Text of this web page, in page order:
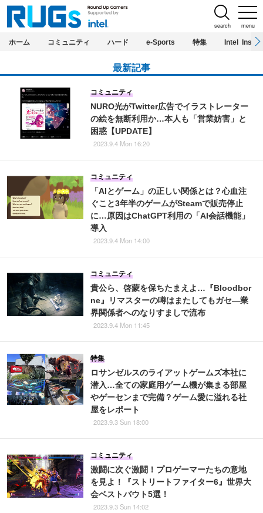
menu
search
ホーム コミュニティ ハード e-Sports 特集 Intel Inside
最新記事
NURO光がTwitter広告でイラストレーター
の絵を無断利用か…本人も「営業妨害」と
困惑【UPDATE】
コミュニティ
2023.9.4 Mon 16:20
「AIとゲーム」の正しい関係とは？心血注
ぐこと3年半のゲームがSteamで販売停止
に…原因はChatGPT利用の「AI会話機能」
導入
コミュニティ
2023.9.4 Mon 14:00
貴公ら、啓蒙を保ちたまえよ…『Bloodbor
ne』リマスターの噂はまたしてもガセ―業
界関係者へのなりすましで流布
コミュニティ
2023.9.4 Mon 11:45
ロサンゼルスのライアットゲームズ本社に
潜入…全ての家庭用ゲーム機が集まる部屋
やゲーセンまで完備？ゲーム愛に溢れる社
屋をレポート
特集
2023.9.3 Sun 18:00
激闘に次ぐ激闘！プロゲーマーたちの意地
を見よ！『ストリートファイター6』世界大
会ベストバウト5選！
コミュニティ
2023.9.3 Sun 14:02